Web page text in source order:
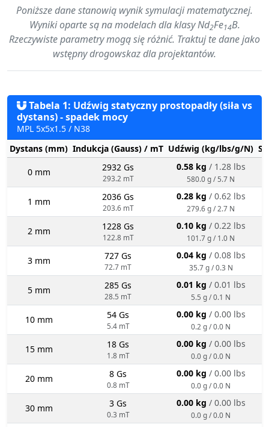
Poniższe dane stanowią wynik symulacji matematycznej.
Wyniki oparte są na modelach dla klasy Nd2Fe14B.
Rzeczywiste parametry mogą się różnić. Traktuj te dane jako
wstępny drogowskaz dla projektantów.
Tabela 1: Udźwig statyczny prostopadły (siła vs
dystans) - spadek mocy
MPL 5x5x1.5 / N38
Dystans (mm) Indukcja (Gauss) / mT Udźwig (kg/lbs/g/N)
0 mm 2932 Gs
293.2 mT
0.58 kg / 1.28 lbs
580.0 g / 5.7 N
1 mm 2036 Gs
203.6 mT
0.28 kg / 0.62 lbs
279.6 g / 2.7 N
2 mm 1228 Gs
122.8 mT
0.10 kg / 0.22 lbs
101.7 g / 1.0 N
3 mm 727 Gs
72.7 mT
0.04 kg / 0.08 lbs
35.7 g / 0.3 N
5 mm 285 Gs
28.5 mT
0.01 kg / 0.01 lbs
5.5 g / 0.1 N
10 mm 54 Gs
5.4 mT
0.00 kg / 0.00 lbs
0.2 g / 0.0 N
15 mm 18 Gs
1.8 mT
0.00 kg / 0.00 lbs
0.0 g / 0.0 N
20 mm 8 Gs
0.8 mT
0.00 kg / 0.00 lbs
0.0 g / 0.0 N
30 mm 3 Gs
0.3 mT
0.00 kg / 0.00 lbs
0.0 g / 0.0 N